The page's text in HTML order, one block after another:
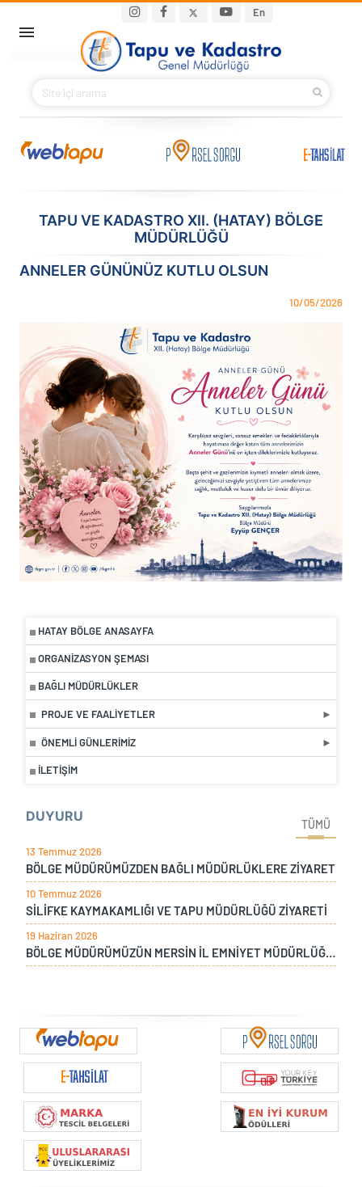
En
Main navigation
BAKANIMIZ
KURUMSAL
İLETIŞIM
TAPU VE KADASTRO XII. (HATAY) BÖLGE
MÜDÜRLÜĞÜ
HATAY BÖLGE ANASAYFA
ORGANIZASYON ŞEMASI
BAĞLI MÜDÜRLÜKLER
PROJE VE FAALIYETLER
ÖNEMLI GÜNLERIMIZ
İLETIŞIM
DUYURU
TÜMÜ
13 Temmuz 2026
BÖLGE MÜDÜRÜMÜZDEN BAĞLI MÜDÜRLÜKLERE ZİYARET
10 Temmuz 2026
SİLİFKE KAYMAKAMLIĞI VE TAPU MÜDÜRLÜĞÜ ZİYARETİ
19 Haziran 2026
BÖLGE MÜDÜRÜMÜZÜN MERSİN İL EMNİYET MÜDÜRLÜĞÜ ZİYARETİ
ANNELER GÜNÜNÜZ KUTLU OLSUN
10/05/2026